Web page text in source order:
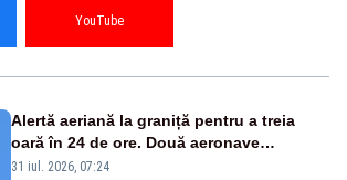
YouTube
Alertă aeriană la graniță pentru a treia
oară în 24 de ore. Două aeronave
Eurofighter britanice au fost ridicate de la
31 iul. 2026, 07:24